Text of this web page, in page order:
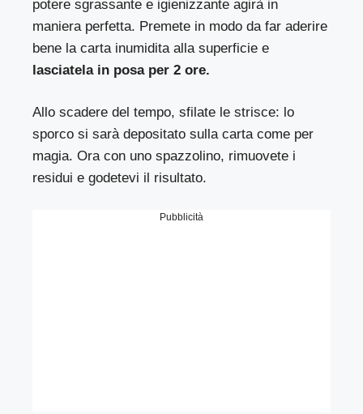
potere sgrassante e igienizzante agirà in
maniera perfetta. Premete in modo da far aderire
bene la carta inumidita alla superficie e
lasciatela in posa per 2 ore.
Allo scadere del tempo, sfilate le strisce: lo
sporco si sarà depositato sulla carta come per
magia. Ora con uno spazzolino, rimuovete i
residui e godetevi il risultato.
Pubblicità